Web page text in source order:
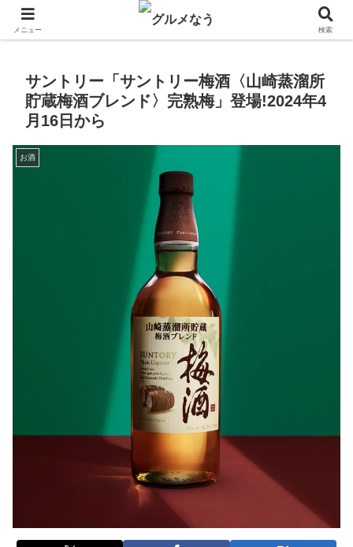
飲食店キャンペーン・食品飲料お菓子新発売のグルメニュース。
サントリー「サントリー梅酒〈山崎蒸溜所
貯蔵梅酒ブレンド〉完熟梅」登場!2024年4
月16日から
お酒
メニュー 検索